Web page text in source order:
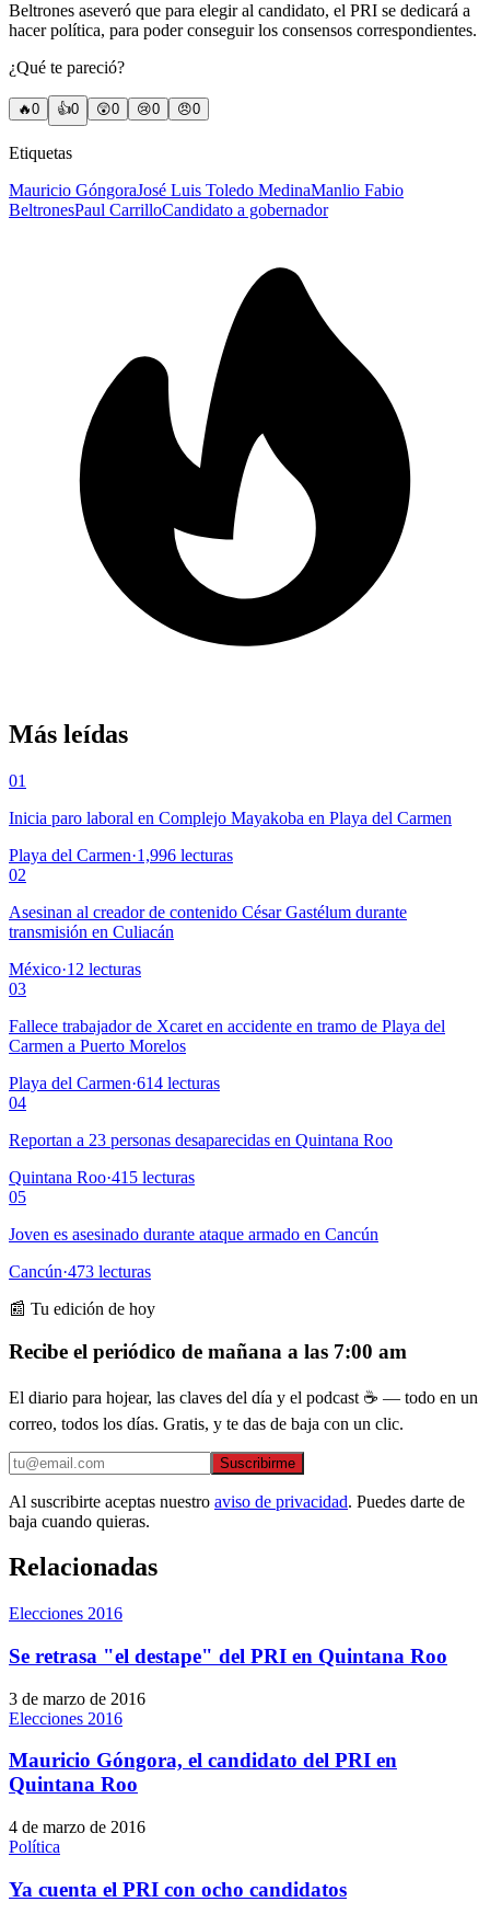
Beltrones aseveró que para elegir al candidato, el PRI se dedicará a
hacer política, para poder conseguir los consensos correspondientes.
¿Qué te pareció?
🔥0 👍0 😲0 😢0 😠0
Etiquetas
Mauricio GóngoraJosé Luis Toledo MedinaManlio Fabio
BeltronesPaul CarrilloCandidato a gobernador
Más leídas
01
Inicia paro laboral en Complejo Mayakoba en Playa del Carmen
Playa del Carmen·1,996 lecturas
02
Asesinan al creador de contenido César Gastélum durante
transmisión en Culiacán
México·12 lecturas
03
Fallece trabajador de Xcaret en accidente en tramo de Playa del
Carmen a Puerto Morelos
Playa del Carmen·614 lecturas
04
Reportan a 23 personas desaparecidas en Quintana Roo
Quintana Roo·415 lecturas
05
Joven es asesinado durante ataque armado en Cancún
Cancún·473 lecturas
📰 Tu edición de hoy
Recibe el periódico de mañana a las 7:00 am
El diario para hojear, las claves del día y el podcast ☕ — todo en un
correo, todos los días. Gratis, y te das de baja con un clic.
Suscribirme
Al suscribirte aceptas nuestro aviso de privacidad. Puedes darte de
baja cuando quieras.
Relacionadas
Elecciones 2016
Se retrasa "el destape" del PRI en Quintana Roo
3 de marzo de 2016
Elecciones 2016
Mauricio Góngora, el candidato del PRI en
Quintana Roo
4 de marzo de 2016
Política
Ya cuenta el PRI con ocho candidatos